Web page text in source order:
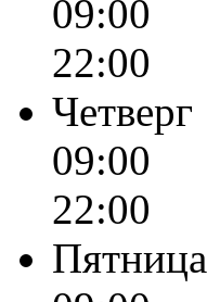
09:00
22:00
Четверг
09:00
22:00
Пятница